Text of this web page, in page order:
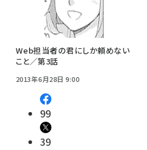
Web担当者の君にしか頼めない
こと／第3話
2013年6月28日 9:00
99
39